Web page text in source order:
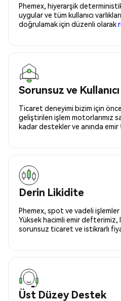
Phemex, hiyerarşik
uygular ve tüm kullanıcı
doğrulamak için düzenli olarak
Sorunsuz ve
Ticaret deneyimi bizim için
geliştirilen işlem motorlarımız
kadar destekler ve anında
Derin Likidite
Phemex, spot ve vadeli
Yüksek hacimli emir defterimiz,
sorunsuz ticaret ve istikrarlı
Üst Düzey Destek